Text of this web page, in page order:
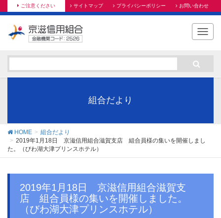
ご注意ください サイトマップ プライバシーポリシー お問い合わせ
T
l
g
i
組合だより
HOME
組合だより
2019年1月18日 京滋信用組合滋賀支店 組合員様の集いを開催しまし
た。（びわ湖大津プリンスホテル）
2019年1月18日 京滋信用組合滋賀支
店 組合員様の集いを開催しました。
（びわ湖大津プリンスホテル）